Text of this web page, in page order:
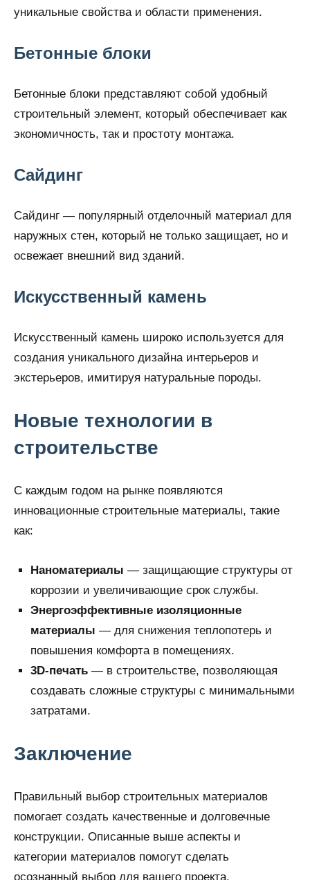
уникальные свойства и области применения.
Бетонные блоки
Бетонные блоки представляют собой удобный
строительный элемент, который обеспечивает как
экономичность, так и простоту монтажа.
Сайдинг
Сайдинг — популярный отделочный материал для
наружных стен, который не только защищает, но и
освежает внешний вид зданий.
Искусственный камень
Искусственный камень широко используется для
создания уникального дизайна интерьеров и
экстерьеров, имитируя натуральные породы.
Новые технологии в
строительстве
С каждым годом на рынке появляются
инновационные строительные материалы, такие
как:
Наноматериалы — защищающие структуры от
коррозии и увеличивающие срок службы.
Энергоэффективные изоляционные
материалы — для снижения теплопотерь и
повышения комфорта в помещениях.
3D-печать — в строительстве, позволяющая
создавать сложные структуры с минимальными
затратами.
Заключение
Правильный выбор строительных материалов
помогает создать качественные и долговечные
конструкции. Описанные выше аспекты и
категории материалов помогут сделать
осознанный выбор для вашего проекта.